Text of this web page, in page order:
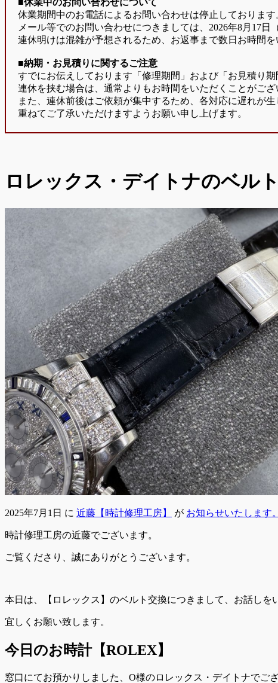
■休業中のお問い合わせについて
休業期間中のお電話によるお問い合わせは停止しております
メール等でのお問い合わせにつきましては、2026年8月17日
連休明けは混雑が予想されるため、お返事まで数日お時間
■納期・お見積りに関するご注意
すでにお伝えしております「修理期間」および「お見積り
連休を挟む場合は、通常よりもお時間をいただくことがござ
また、連休前後はご依頼が集中するため、各対応に遅れが生
重ねてご了承いただけますようお願い申し上げます。
ロレックス・デイトナのベル
2025年7月1日 に 近藤【時計修理工房】 が お知らせいたします。
時計修理工房の近藤でございます。
ご覧くださり、誠にありがとうございます。
本日は、【ロレックス】のベルト交換につきまして、お話しを
宜しくお願い致します。
今日のお時計【ROLEX】
窓口にてお預かりしました、O様のロレックス・デイトナでござ